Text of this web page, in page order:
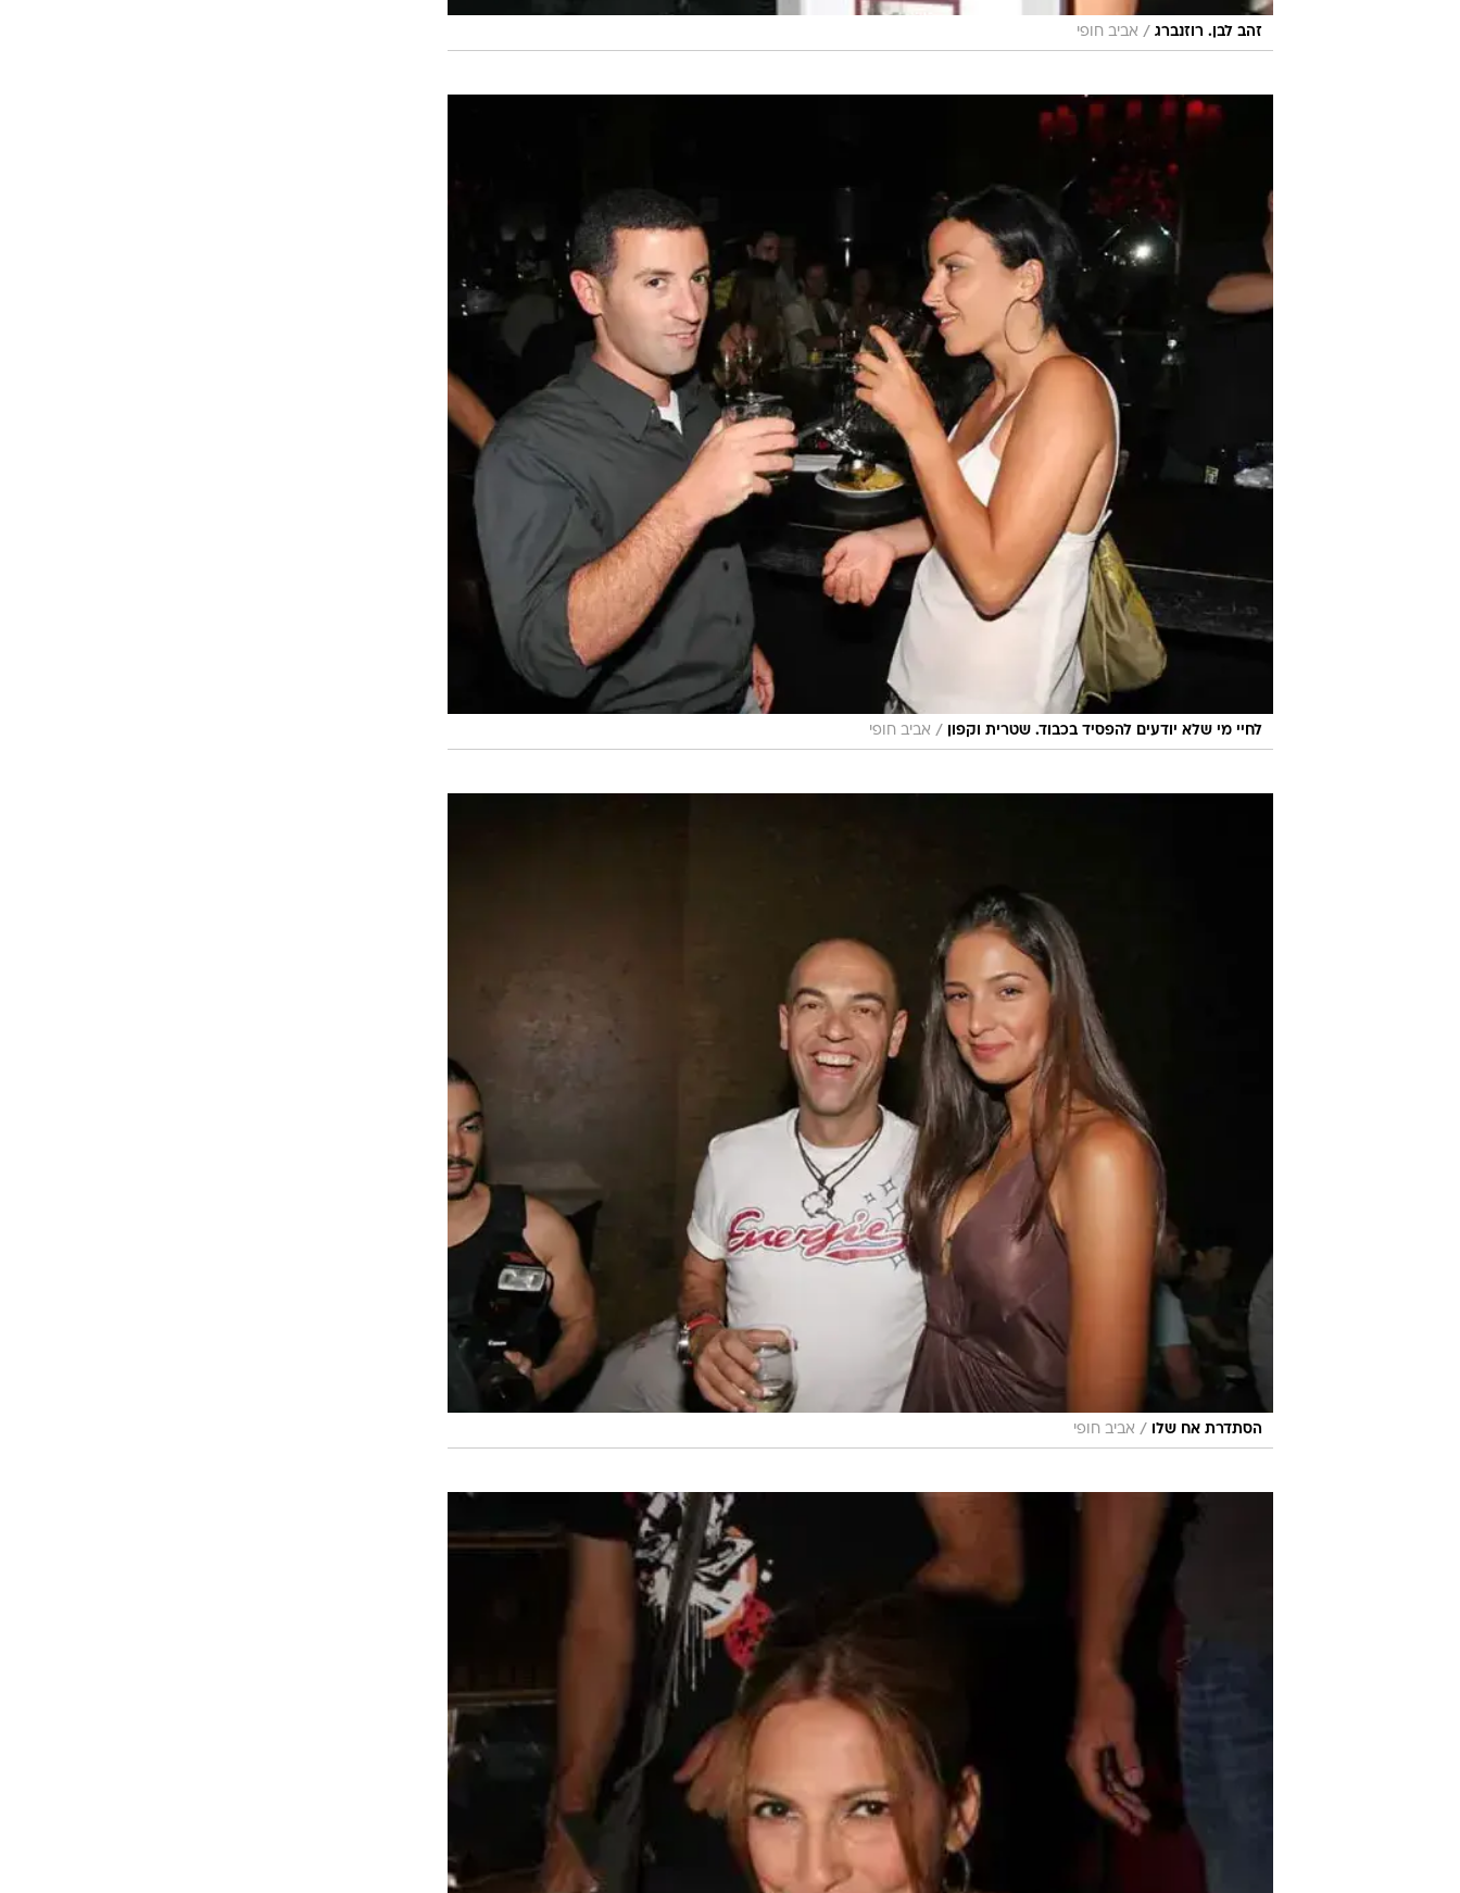
זהב לבן. רוזנברג / אביב חופי
לחיי מי שלא יודעים להפסיד בכבוד. שטרית וקפון / אביב חופי
הסתדרת אח שלו / אביב חופי